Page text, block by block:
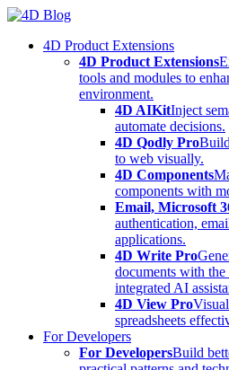
Skip
content4D Product Extensions
4D Product Extensions
tools and modules to
environment.
4D AIKitInject
automate decisions.
4D Qodly Pro
to web visually.
4D Components
components with
Email, Microsoft
authentication,
applications.
4D Write Pro
documents with
integrated AI
4D View Pro
spreadsheets
For Developers
For DevelopersBuild